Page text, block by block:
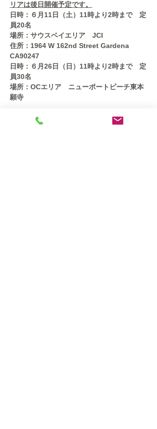
リアは後日開催予定です。
日時：６月11日（土）11時より2時まで　定
員20名
場所：サウスベイエリア　JCI
住所：1964 W 162nd Street Gardena
CA90247
日時：６月26日（日）11時より2時まで　定
員30名
場所：OCエリア　ニューポートビーチ東本
願寺